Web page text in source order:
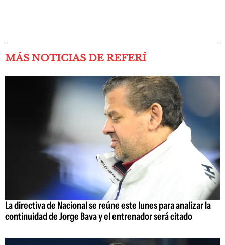
MÁS NOTICIAS DE REFERÍ
La directiva de Nacional se reúne este lunes para analizar la
continuidad de Jorge Bava y el entrenador será citado